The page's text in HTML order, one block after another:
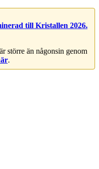
till Kristallen 2026.
större än någonsin genom
.